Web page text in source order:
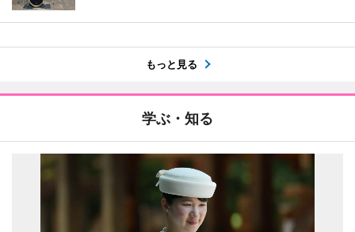
もっと見る
学ぶ・知る